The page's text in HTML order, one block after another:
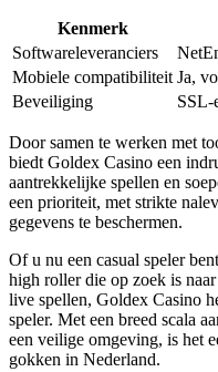
Kenmerk
Softwareleveranciers
Mobiele compatibiliteit Ja,
Beveiliging
SSL-
Door samen te werken met
biedt Goldex Casino een
aantrekkelijke spellen en
een prioriteit, met strikte
gegevens te beschermen.
Of u nu een casual speler
high roller die op zoek is
live spellen, Goldex Casino
speler. Met een breed scala
een veilige omgeving, is het
gokken in Nederland.